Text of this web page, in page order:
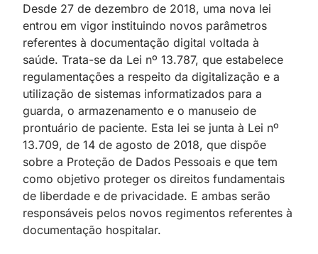
Desde 27 de dezembro de 2018, uma nova lei
entrou em vigor instituindo novos parâmetros
referentes à documentação digital voltada à
saúde. Trata-se da Lei nº 13.787, que estabelece
regulamentações a respeito da digitalização e a
utilização de sistemas informatizados para a
guarda, o armazenamento e o manuseio de
prontuário de paciente. Esta lei se junta à Lei nº
13.709, de 14 de agosto de 2018, que dispõe
sobre a Proteção de Dados Pessoais e que tem
como objetivo proteger os direitos fundamentais
de liberdade e de privacidade. E ambas serão
responsáveis pelos novos regimentos referentes à
documentação hospitalar.